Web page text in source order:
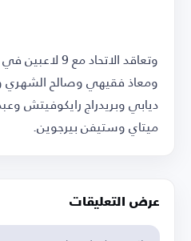
وتعاقد
ومعاذ فقيهي وصالح الشهري
ديابي وبريدراج رايكوفيتش
ميتاي وستيفن بيرجوين.
عرض التعليقات